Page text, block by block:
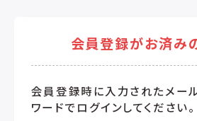
会員登録がお済み
会員登録時に入力されたメー
ワードでログインしてください。